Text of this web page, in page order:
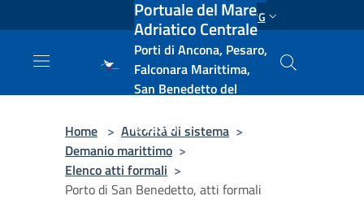
Salta al contenuto principale ENG
Portuale del Mare
Adriatico Centrale
Porti di Ancona, Pesaro,
Falconara Marittima,
San Benedetto del
e Vasto
Home > Autorità di sistema >
Demanio marittimo >
Elenco atti formali >
Porto di San Benedetto, atti formali